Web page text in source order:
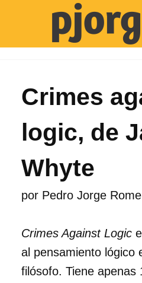
Crimes
logic, de
Whyte
por Pedro Jorge
Crimes Against Logic
al pensamiento lógico
filósofo. Tiene apenas